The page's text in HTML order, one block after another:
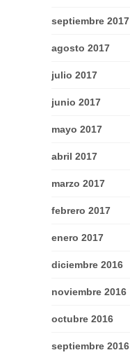
septiembre 2017
agosto 2017
julio 2017
junio 2017
mayo 2017
abril 2017
marzo 2017
febrero 2017
enero 2017
diciembre 2016
noviembre 2016
octubre 2016
septiembre 2016